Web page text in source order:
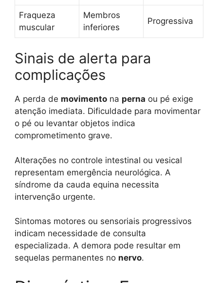
Fraqueza
muscular
Membros
inferiores
Progressiva
Sinais de alerta para
complicações
A perda de movimento na perna ou pé exige
atenção imediata. Dificuldade para movimentar
o pé ou levantar objetos indica
comprometimento grave.
Alterações no controle intestinal ou vesical
representam emergência neurológica. A
síndrome da cauda equina necessita
intervenção urgente.
Sintomas motores ou sensoriais progressivos
indicam necessidade de consulta
especializada. A demora pode resultar em
sequelas permanentes no nervo.